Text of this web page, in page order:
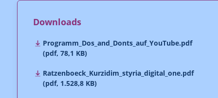
Downloads
Programm_Dos_and_Donts_auf_YouTube.pdf
(pdf, 78,1 KB)
Ratzenboeck_Kurzidim_styria_digital_one.pdf
(pdf, 1.528,8 KB)